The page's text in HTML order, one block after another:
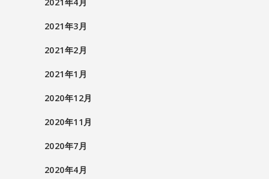
2021年3月
2021年2月
2021年1月
2020年12月
2020年11月
2020年7月
2020年4月